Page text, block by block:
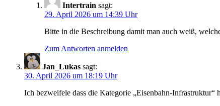
Intertrain sagt:
29. April 2026 um 14:39 Uhr
Bitte in die Beschreibung damit man auch weiß,
Zum Antworten anmelden
Jan_Lukas sagt:
30. April 2026 um 18:19 Uhr
Ich bezweifele dass die Kategorie „Eisenbahn-